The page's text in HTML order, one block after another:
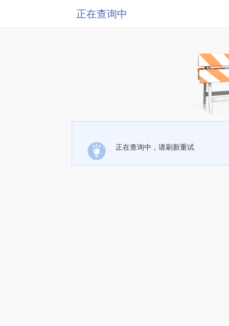
正在查询中
正在查询中，请刷新重试